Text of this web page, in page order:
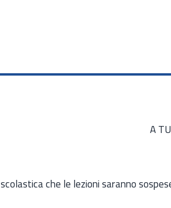
A
che le lezioni saranno